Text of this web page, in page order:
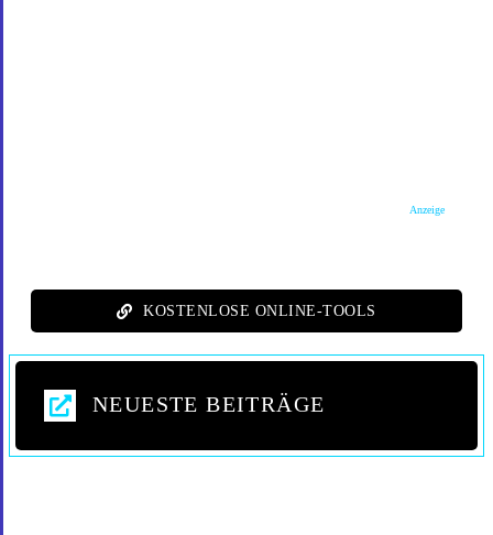
Anzeige
KOSTENLOSE ONLINE-TOOLS
NEUESTE BEITRÄGE